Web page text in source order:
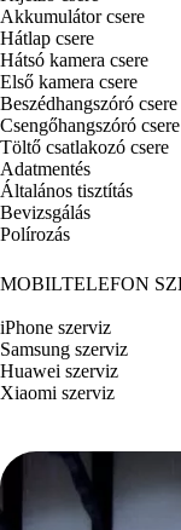
Akkumulátor csere
Hátlap csere
Hátsó kamera csere
Első kamera csere
Beszédhangszóró csere
Csengőhangszóró csere
Töltő csatlakozó csere
Adatmentés
Általános tisztítás
Bevizsgálás
Polírozás
MOBILTELEFON
iPhone szerviz
Samsung szerviz
Huawei szerviz
Xiaomi szerviz